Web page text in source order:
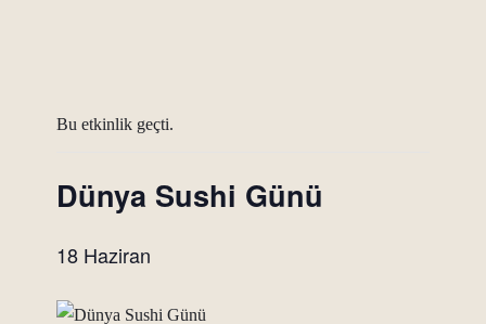
Bu etkinlik geçti.
Dünya Sushi Günü
18 Haziran